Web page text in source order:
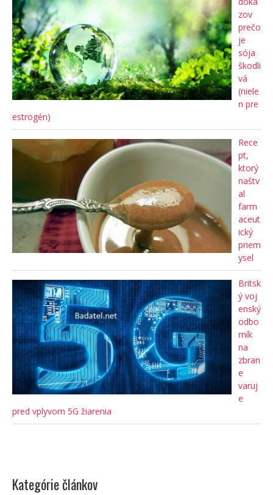
zov
prečo
je
sója
škodli
vá
(niele
n pre
estrogén)
Rece
pt,
ktorý
naštv
al
farm
aceut
ický
priem
ysel
Britsk
ý voj
enský
odbo
rník
na
zbran
e
varuj
e
pred vplyvom 5G žiarenia
Kategórie článkov